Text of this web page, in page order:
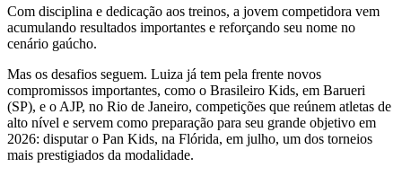
Com disciplina e dedicação aos treinos, a jovem competidora vem
acumulando resultados importantes e reforçando seu nome no
cenário gaúcho.
Mas os desafios seguem. Luiza já tem pela frente novos
compromissos importantes, como o Brasileiro Kids, em Barueri
(SP), e o AJP, no Rio de Janeiro, competições que reúnem atletas de
alto nível e servem como preparação para seu grande objetivo em
2026: disputar o Pan Kids, na Flórida, em julho, um dos torneios
mais prestigiados da modalidade.